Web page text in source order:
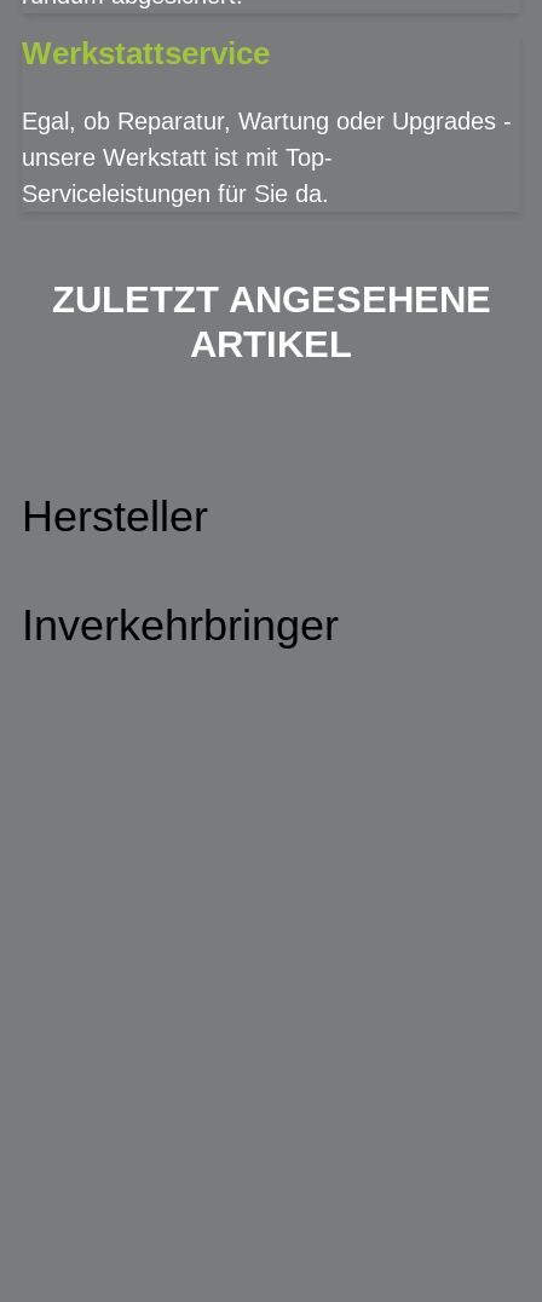
Werkstattservice
Egal, ob Reparatur, Wartung oder Upgrades -
unsere Werkstatt ist mit Top-
Serviceleistungen für Sie da.
ZULETZT ANGESEHENE
ARTIKEL
Hersteller
Inverkehrbringer